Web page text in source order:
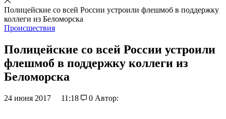
Полицейские со всей России устроили флешмоб в поддержку
коллеги из Беломорска
Происшествия
Полицейские со всей России устроили
флешмоб в поддержку коллеги из
Беломорска
24 июня 2017 11:18 0 Автор: